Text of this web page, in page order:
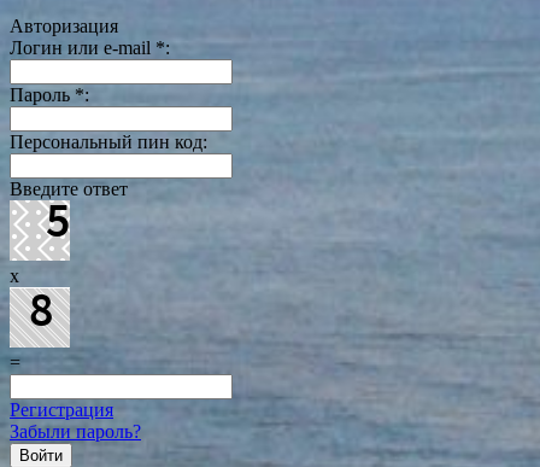
Авторизация
Логин или e-mail *:
Пароль *:
Персональный пин код:
Введите ответ
x
=
Регистрация
Забыли пароль?